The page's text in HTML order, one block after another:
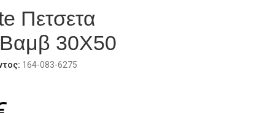
Πετσετα
30Χ50
164-083-6275